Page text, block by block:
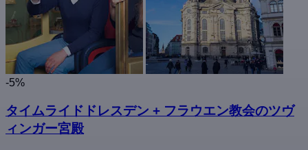
-5%
タイムライドドレスデン + フラウエン教会のツヴ
ィンガー宮殿